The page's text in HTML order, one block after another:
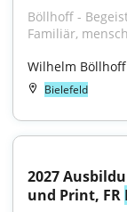
Böllhoff -
Familiär,
Wilhelm Böllhoff
Bielefeld
2027
und Print, FR